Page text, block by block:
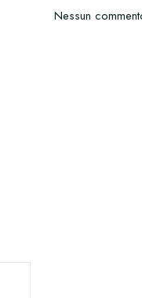
Nessun